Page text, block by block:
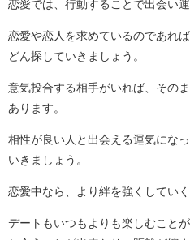
恋愛では、行動することで出会い
恋愛や恋人を求めているのであれ
どん探していきましょう。
意気投合する相手がいれば、その
あります。
相性が良い人と出会える運気にな
いきましょう。
恋愛中なら、より絆を強くしていく
デートもいつもよりも楽しむこと